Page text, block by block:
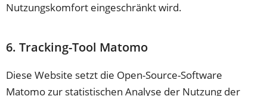
Nutzungskomfort eingeschränkt wird.
6. Tracking-Tool Matomo
Diese Website setzt die Open-Source-Software
Matomo zur statistischen Analyse der Nutzung der